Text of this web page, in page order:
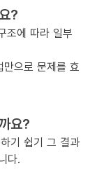
?
조에 따라 일부
으로 문제를 효
요?
기 쉽기 그 결과
다.